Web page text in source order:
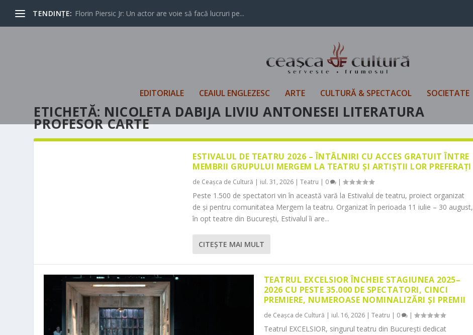
TENDINȚE: Florin Piersic Jr: Un actor are voie să facă lucruri pe...
EDITORIALE CEAIUL ENGLEZESC ARTE CULTURĂ & SPECTACOL SOCIETATE
ETICHETĂ: NICOLETA DABIJA LIVIU ANTONESEI LITERATURA
PROFESOR CARTE
ESTIVALUL DE TEATRU 2026 – ÎNTÂLNIRI CU ACCES GRATUIT ÎNTRE
MEMBRII GRUPULUI MERGEM LA TEATRU ȘI ARTIȘTII LOR PREFERAȚI
de Ceașca de Cultură | iul. 31, 2026 |Teatru | 0 |
Peste 1.500 de spectatori vin în această vară la Estivalul de teatru, proiect organizat
de și pentru comunitatea Mergem la teatru. Organizat în perioada 11 iulie – 30 august,
în opt teatre din București, Estivalul îi are...
CITEŞTE MAI MULT
TEATRUL EXCELSIOR ÎNCHEIE STAGIUNEA 2025–
2026 CU PESTE 35.000 DE SPECTATORI, CINCI
PREMIERE, NUMEROASE NOMINALIZĂRI ȘI PREMII
de Ceașca de Cultură | iul. 16, 2026| Teatru | 0 |
Teatrul EXCELSIOR, singurul teatru din București dedicat